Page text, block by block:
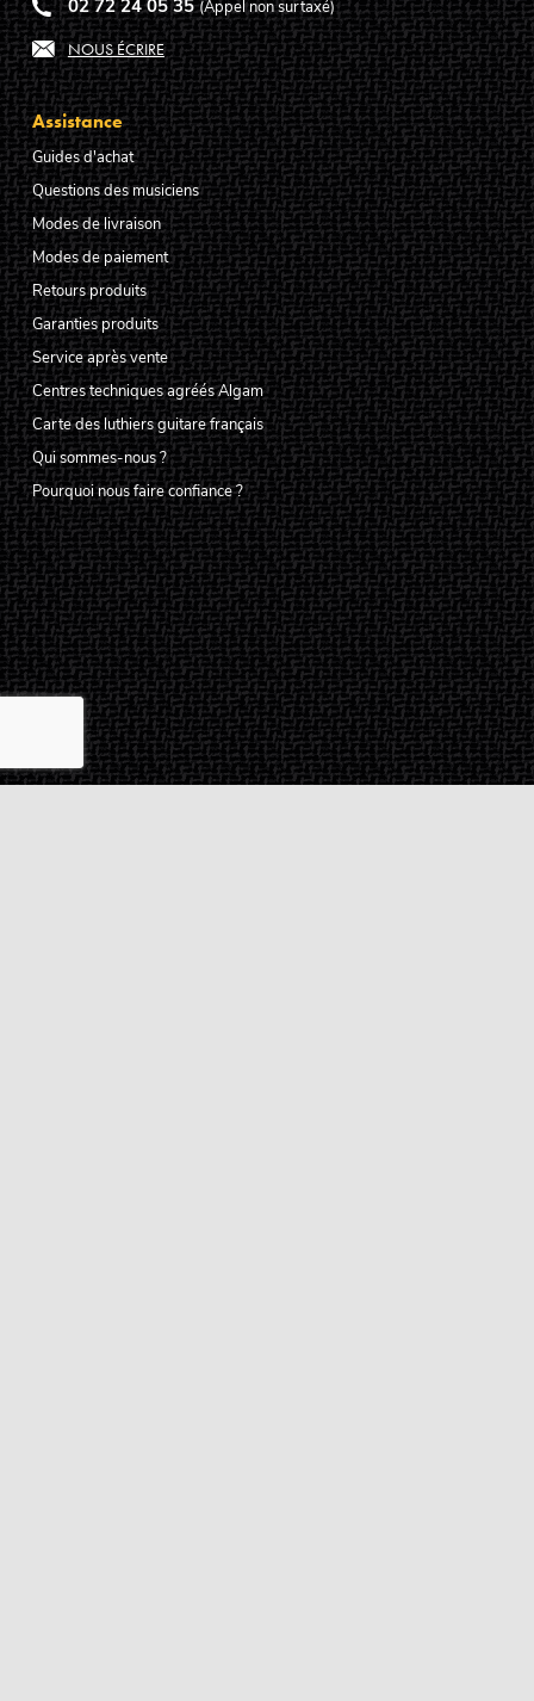
02 72 24 05 35 (Appel non surtaxé)
NOUS ÉCRIRE
Assistance
Guides d'achat
Questions des musiciens
Modes de livraison
Modes de paiement
Retours produits
Garanties produits
Service après vente
Centres techniques agréés Algam
Carte des luthiers guitare français
Qui sommes-nous ?
Pourquoi nous faire confiance ?